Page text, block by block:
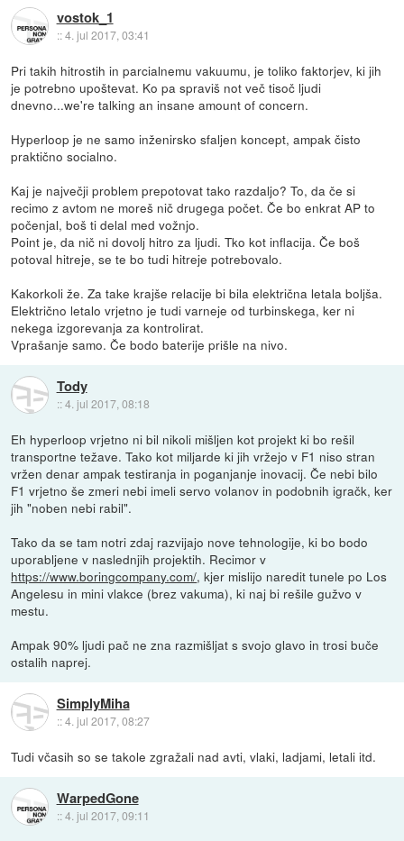
vostok_1
::4. jul 2017, 03:41
Pri takih hitrostih in parcialnemu vakuumu, je toliko faktorjev, ki jih
je potrebno upoštevat. Ko pa spraviš not več tisoč ljudi
dnevno...we're talking an insane amount of concern.
Hyperloop je ne samo inženirsko sfaljen koncept, ampak čisto
praktično socialno.
Kaj je največji problem prepotovat tako razdaljo? To, da če si
recimo z avtom ne moreš nič drugega počet. Če bo enkrat AP to
počenjal, boš ti delal med vožnjo.
Point je, da nič ni dovolj hitro za ljudi. Tko kot inflacija. Če boš
potoval hitreje, se te bo tudi hitreje potrebovalo.
Kakorkoli že. Za take krajše relacije bi bila električna letala boljša.
Električno letalo vrjetno je tudi varneje od turbinskega, ker ni
nekega izgorevanja za kontrolirat.
Vprašanje samo. Če bodo baterije prišle na nivo.
Tody
::4. jul 2017, 08:18
Eh hyperloop vrjetno ni bil nikoli mišljen kot projekt ki bo rešil
transportne težave. Tako kot miljarde ki jih vržejo v F1 niso stran
vržen denar ampak testiranja in poganjanje inovacij. Če nebi bilo
F1 vrjetno še zmeri nebi imeli servo volanov in podobnih igračk, ker
jih "noben nebi rabil".
Tako da se tam notri zdaj razvijajo nove tehnologije, ki bo bodo
uporabljene v naslednjih projektih. Recimor v
https://www.boringcompany.com/, kjer mislijo naredit tunele po Los
Angelesu in mini vlakce (brez vakuma), ki naj bi rešile gužvo v
mestu.
Ampak 90% ljudi pač ne zna razmišljat s svojo glavo in trosi buče
ostalih naprej.
SimplyMiha
::4. jul 2017, 08:27
Tudi včasih so se takole zgražali nad avti, vlaki, ladjami, letali itd.
WarpedGone
::4. jul 2017, 09:11